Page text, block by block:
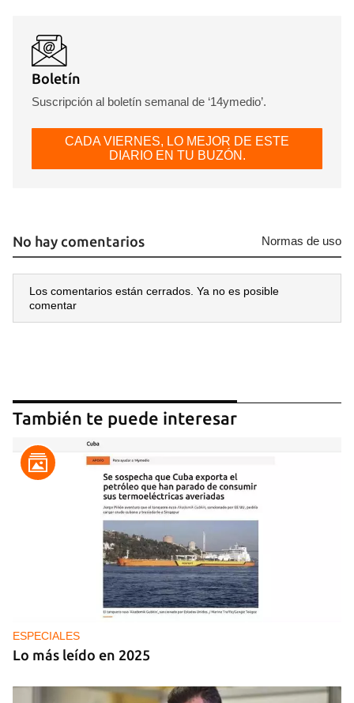
Guardar como favorito
Para poder guardar como favorito, primero has de
INICIAR SESIÓN CANCELAR
Boletín
Suscripción al boletín semanal de ‘14ymedio’.
CADA VIERNES, LO MEJOR DE ESTE
DIARIO EN TU BUZÓN.
No hay comentarios Normas de uso
Los comentarios están cerrados. Ya no es posible
comentar
También te puede interesar
ESPECIALES
Lo más leído en 2025